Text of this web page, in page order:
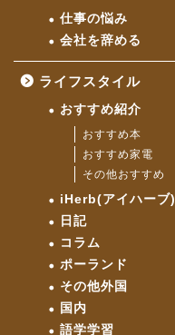
仕事の悩み
会社を辞める
ライフスタイル
おすすめ紹介
おすすめ本
おすすめ家電
その他おすすめ
iHerb(アイハーブ)
日記
コラム
ポーランド
その他外国
国内
語学学習